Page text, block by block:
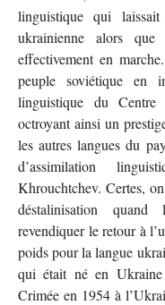
linguistique qui
ukrainienne alors
effectivement en
peuple soviétique en
linguistique du
octroyant ainsi un
les autres langues du
d’assimilation
Khrouchtchev. Certes,
déstalinisation
revendiquer le retour à
poids pour la langue
qui était né en Ukraine
Crimée en 1954 à